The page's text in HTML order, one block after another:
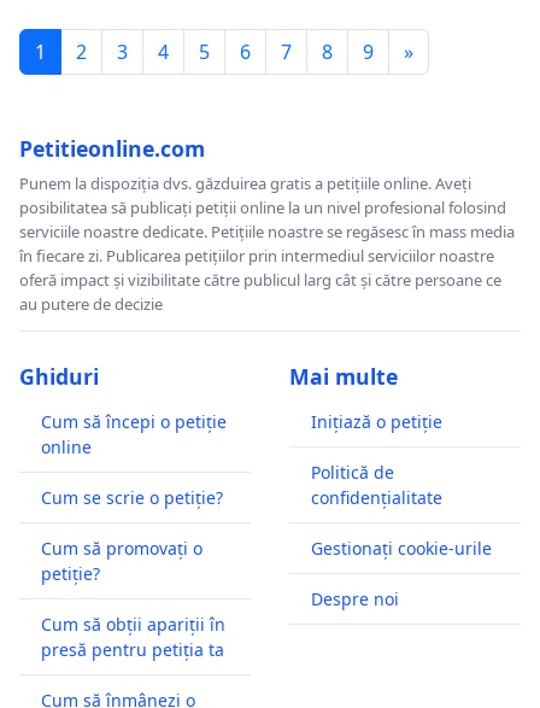
1 2 3 4 5 6 7 8 9 »
Petitieonline.com
Punem la dispoziția dvs. găzduirea gratis a petițiile online. Aveți
posibilitatea să publicați petiții online la un nivel profesional folosind
serviciile noastre dedicate. Petițiile noastre se regăsesc în mass media
în fiecare zi. Publicarea petițiilor prin intermediul serviciilor noastre
oferă impact și vizibilitate către publicul larg cât și către persoane ce
au putere de decizie
Ghiduri
Cum să începi o petiție
online
Cum se scrie o petiție?
Cum să promovați o
petiție?
Cum să obții apariții în
presă pentru petiția ta
Cum să înmânezi o
Mai multe
Inițiază o petiție
Politică de
confidențialitate
Gestionați cookie-urile
Despre noi